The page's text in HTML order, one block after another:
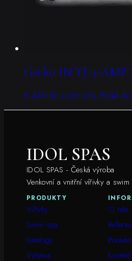
Gecko IN.YJ-3-
8 469 Kč s DPH 21% Přidat
IDOL SPAS
IDOL SPAS - Česká výroba
Venkovní a vnitřní vířivky a
PRODUKTY
Vířivky
Swim spa
Katalogy
Výbava
O nás
Kontakt